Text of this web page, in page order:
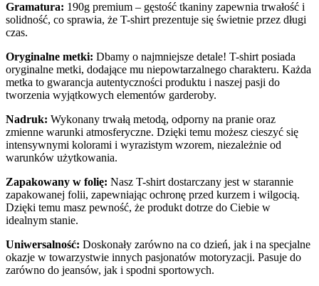
Gramatura: 190g premium – gęstość tkaniny zapewnia trwałość i
solidność, co sprawia, że T-shirt prezentuje się świetnie przez długi
czas.
Oryginalne metki: Dbamy o najmniejsze detale! T-shirt posiada
oryginalne metki, dodające mu niepowtarzalnego charakteru. Każda
metka to gwarancja autentyczności produktu i naszej pasji do
tworzenia wyjątkowych elementów garderoby.
Nadruk: Wykonany trwałą metodą, odporny na pranie oraz
zmienne warunki atmosferyczne. Dzięki temu możesz cieszyć się
intensywnymi kolorami i wyrazistym wzorem, niezależnie od
warunków użytkowania.
Zapakowany w folię: Nasz T-shirt dostarczany jest w starannie
zapakowanej folii, zapewniając ochronę przed kurzem i wilgocią.
Dzięki temu masz pewność, że produkt dotrze do Ciebie w
idealnym stanie.
Uniwersalność: Doskonały zarówno na co dzień, jak i na specjalne
okazje w towarzystwie innych pasjonatów motoryzacji. Pasuje do
zarówno do jeansów, jak i spodni sportowych.